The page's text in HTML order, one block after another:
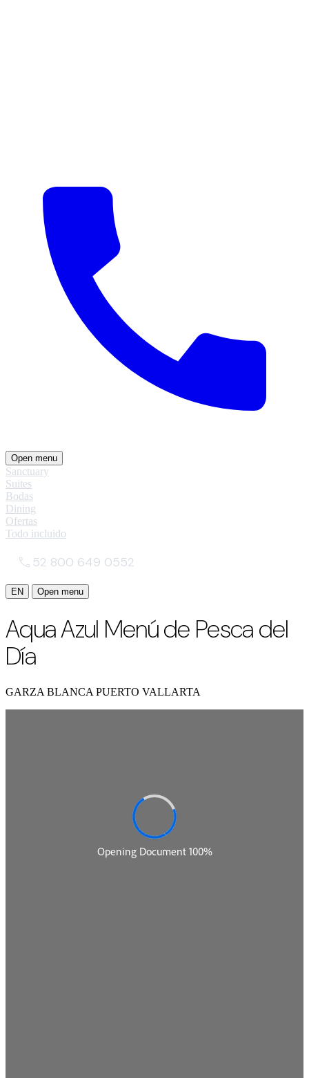
Open menu
Sanctuary
Suites
Bodas
Dining
Ofertas
Todo incluido
52 800 649 0552
EN Open menu
Aqua Azul Menú de Pesca del
Día
GARZA BLANCA PUERTO VALLARTA